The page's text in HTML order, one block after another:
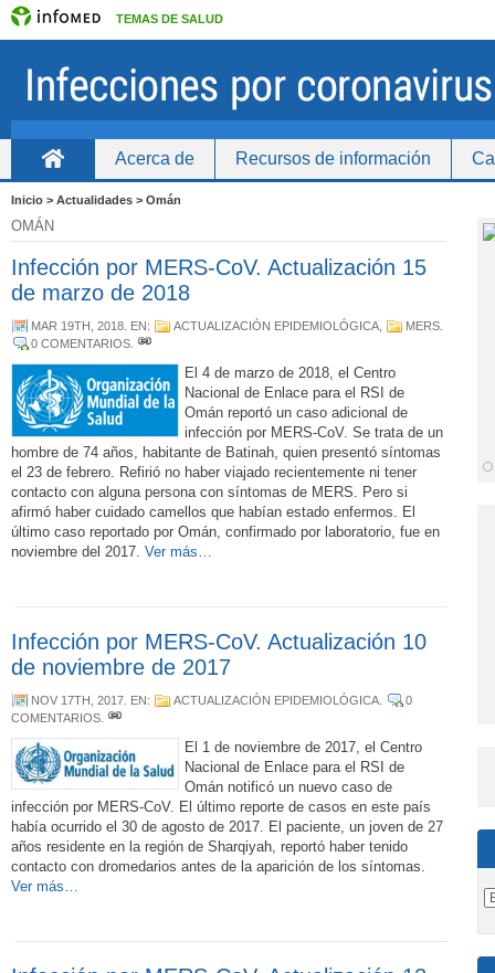
TEMAS DE SALUD
Acerca de Recursos de información
Inicio > Actualidades > Omán
OMÁN
Infección por MERS-CoV. Actualización 15
de marzo de 2018
MAR 19TH, 2018 . EN: ACTUALIZACIÓN EPIDEMIOLÓGICA MERS
0 COMENTARIOS
El 4 de marzo de 2018, el Centro
Nacional de Enlace para el RSI de
Omán reportó un caso adicional de
infección por MERS-CoV. Se trata de un
hombre de 74 años, habitante de Batinah, quien presentó síntomas
el 23 de febrero. Refirió no haber viajado recientemente ni tener
contacto con alguna persona con síntomas de MERS. Pero si
afirmó haber cuidado camellos que habían estado enfermos. El
último caso reportado por Omán, confirmado por laboratorio, fue en
noviembre del 2017. Ver más…
Infección por MERS-CoV. Actualización 10
de noviembre de 2017
NOV 17TH, 2017 . EN: ACTUALIZACIÓN EPIDEMIOLÓGICA
0
COMENTARIOS
El 1 de noviembre de 2017, el Centro
Nacional de Enlace para el RSI de
Omán notificó un nuevo caso de
infección por MERS-CoV. El último reporte de casos en este país
había ocurrido el 30 de agosto de 2017. El paciente, un joven de 27
años residente en la región de Sharqiyah, reportó haber tenido
contacto con dromedarios antes de la aparición de los síntomas.
Ver más…